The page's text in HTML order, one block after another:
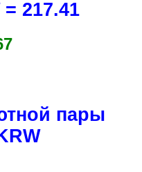
217.41
пары